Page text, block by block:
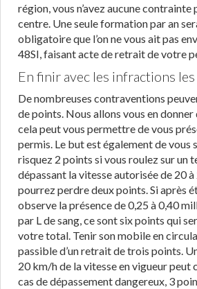
région, vous n’avez aucune contrainte
centre. Une seule formation par an
obligatoire que l’on ne vous ait pas
48SI, faisant acte de retrait de votre
En finir avec les infractions
De nombreuses contraventions
de points. Nous allons vous en donner
cela peut vous permettre de vous
permis. Le but est également de vous
risquez 2 points si vous roulez sur un
dépassant la vitesse autorisée de 20
pourrez perdre deux points. Si après
observe la présence de 0,25 à 0,40
par L de sang, ce sont six points qui
votre total. Tenir son mobile en
passible d’un retrait de trois points.
20 km/h de la vitesse en vigueur peut
cas de dépassement dangereux, 3